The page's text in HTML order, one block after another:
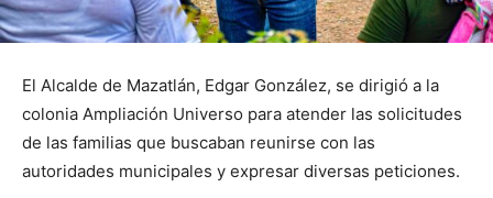
El Alcalde de Mazatlán, Edgar González, se dirigió a la
colonia Ampliación Universo para atender las solicitudes
de las familias que buscaban reunirse con las
autoridades municipales y expresar diversas peticiones.